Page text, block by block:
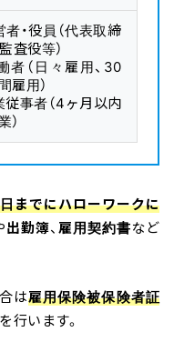
者・役員（代表取締
査役等）
者（日々雇用、30
雇用）
従事者（4ヶ月以内
）
までにハローワークに
出勤簿、 雇用契約書など
は雇用保険被保険者証
行います。